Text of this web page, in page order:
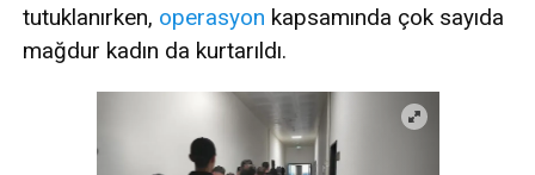
tutuklanırken, operasyon kapsamında çok sayıda
mağdur kadın da kurtarıldı.